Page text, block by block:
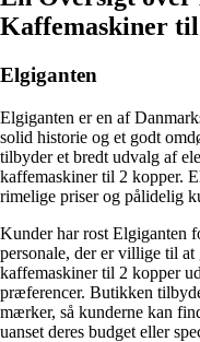
Kaffemaskiner
Elgiganten
Elgiganten er en af
solid historie og et godt
tilbyder et bredt udvalg af
kaffemaskiner til 2 kopper.
rimelige priser og pålidelig
Kunder har rost Elgiganten
personale, der er villige til
kaffemaskiner til 2 kopper
præferencer. Butikken
mærker, så kunderne kan
uanset deres budget eller